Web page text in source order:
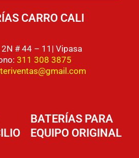
CARRO CALI
# 44 – 11| Vipasa
311 308 3875
BATERÍAS PARA
EQUIPO ORIGINAL